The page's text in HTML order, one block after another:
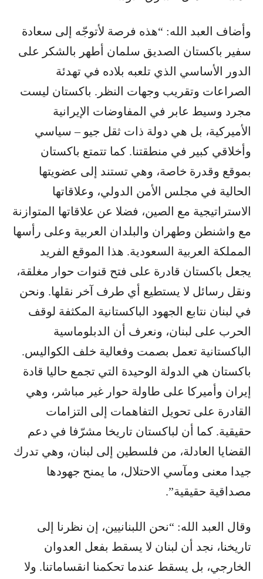
وأضاف العبد الله: “هذه فرصة لأتوجّه إلى سعادة
سفير باكستان الصديق سلمان أطهر بالشكر على
الدور الأساسي الذي تلعبه بلاده في تهدئة
الصراعات وتقريب وجهات النظر. باكستان ليست
مجرد وسيط عابر في المفاوضات الإيرانية
الأميركية، بل هي دولة ذات ثقل جيو – سياسي
وأخلاقي كبير في منطقتنا. كما تتمتع باكستان
بموقع وقدرة خاصة، وهي تستند إلى عضويتها
الحالية في مجلس الأمن الدولي، وعلاقاتها
الاستراتيجية مع الصين، فضلا عن علاقاتها المتوازنة
مع واشنطن وطهران والبلدان العربية وعلى رأسها
المملكة العربية السعودية. هذا الموقع الفريد
يجعل باكستان قادرة على فتح قنوات حوار مغلقة،
ونقل رسائل لا يستطيع أي طرف آخر نقلها. ونحن
في لبنان نتابع الجهود الباكستانية المكثفة لوقف
الحرب على لبنان، ونعرف أن الدبلوماسية
الباكستانية تعمل بصمت وفعالية خلف الكواليس.
باكستان هي الدولة الوحيدة التي تجمع حاليا قادة
إيران وأميركا على طاولة حوار غير مباشر، وهي
القادرة على تحويل التفاهمات إلى التزامات
حقيقية. كما أن لباكستان تاريخا مشرّفا في دعم
القضايا العادلة، من فلسطين إلى لبنان، وهي تدرك
جيدا معنى ومآسي الاحتلال، ما يمنح جهودها
مصداقية حقيقية”.
وقال العبد الله: “نحن اللبنانيين، إن نظرنا إلى
تاريخنا، نجد أن لبنان لا يسقط بفعل العدوان
الخارجي، بل يسقط عندما تحكمنا انقساماتنا. ولا